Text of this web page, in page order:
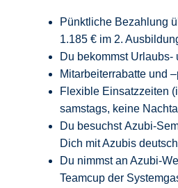
Pünktliche Bezahlung
1.185 € im 2.
Du bekommst Urlaubs-
Mitarbeiterrabatte und
Flexible Einsatzzeiten
samstags, keine
Du besuchst Azubi-
Dich mit Azubis
Du nimmst an Azubi-
Teamcup der